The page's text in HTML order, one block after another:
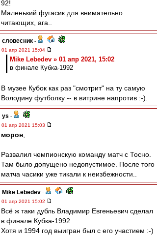
92!
Маленький фугасик для внимательно
читающих, ага..
словесник -
01 апр 2021 15:04
Mike Lebedev » 01 апр 2021, 15:02
в финале Кубка-1992
В музее Кубок как раз "смотрит" на ту самую
Володину футболку -- в витрине напротив :-).
ys -
01 апр 2021 15:03
морон
Развалил чемпионскую команду матч с Тосно.
Там было допущено недопустимое. После того
матча часики уже тикали к неизбежности..
Mike Lebedev -
01 апр 2021 15:02
Всё ж таки дубль Владимир Евгеньевич сделал
в финале Кубка-1992
Хотя и 1994 год выигран был с его участием :-)